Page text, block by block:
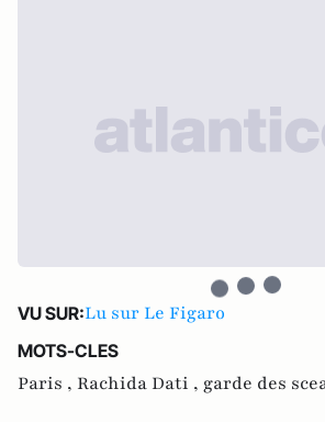
VU SUR:Lu sur Le Figaro
MOTS-CLES
Paris , Rachida Dati , garde des